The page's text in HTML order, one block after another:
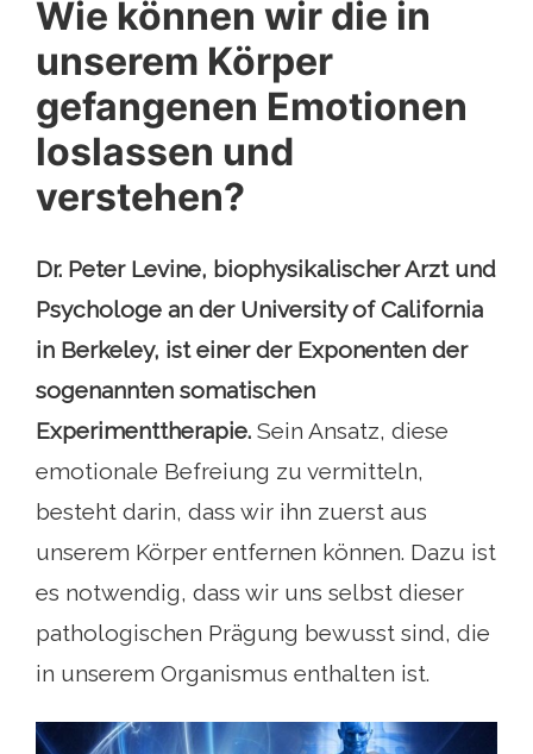
Wie können wir die in
unserem Körper
gefangenen Emotionen
loslassen und
verstehen?
Dr. Peter Levine, biophysikalischer Arzt und
Psychologe an der University of California
in Berkeley, ist einer der Exponenten der
sogenannten somatischen
Experimenttherapie. Sein Ansatz, diese
emotionale Befreiung zu vermitteln,
besteht darin, dass wir ihn zuerst aus
unserem Körper entfernen können. Dazu ist
es notwendig, dass wir uns selbst dieser
pathologischen Prägung bewusst sind, die
in unserem Organismus enthalten ist.